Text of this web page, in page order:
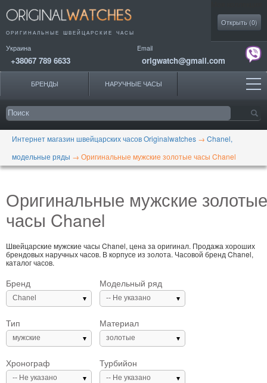
ОРИГИНАЛЬНЫЕ ШВЕЙЦАРСКИЕ ЧАСЫ
Украина
+38067 789 6633
Email
origwatch@gmail.com
Открыть (0)
БРЕНДЫ НАРУЧНЫЕ ЧАСЫ
Интернет магазин швейцарских часов Originalwatches → Chanel,
модельные ряды → Оригинальные мужские золотые часы Chanel
Оригинальные мужские золотые
часы Chanel
Швейцарские мужские часы Chanel, цена за оригинал. Продажа хороших
брендовых наручных часов. В корпусе из золота. Часовой бренд Chanel,
каталог часов.
Бренд
Chanel
Модельный ряд
-- Не указано
Тип
мужские
Материал
золотые
Хронограф
-- Не указано
Турбийон
-- Не указано